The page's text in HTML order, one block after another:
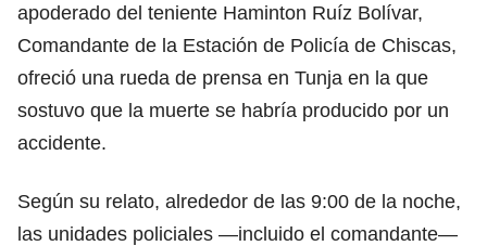
apoderado del teniente Haminton Ruíz Bolívar,
Comandante de la Estación de Policía de Chiscas,
ofreció una rueda de prensa en Tunja en la que
sostuvo que la muerte se habría producido por un
accidente.
Según su relato, alrededor de las 9:00 de la noche,
las unidades policiales —incluido el comandante—